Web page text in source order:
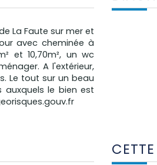
La Faute sur mer et
avec cheminée à
et 10,70m², un wc
A l'extérieur,
Le tout sur un beau
auxquels le bien est